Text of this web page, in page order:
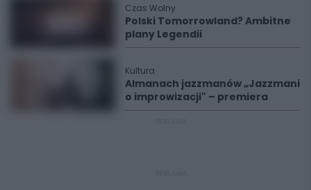
Czas Wolny
Polski Tomorrowland? Ambitne
plany Legendii
Kultura
Almanach jazzmanów „Jazzmani
o improwizacji" – premiera